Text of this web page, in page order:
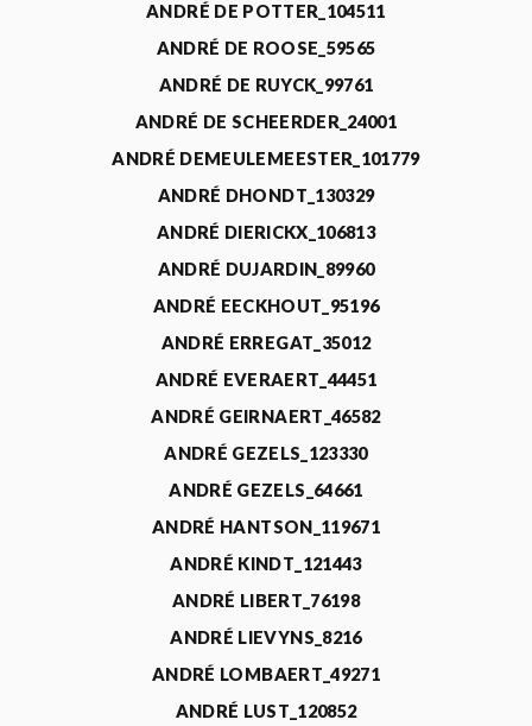
ANDRÉ DE POTTER_104511
ANDRÉ DE ROOSE_59565
ANDRÉ DE RUYCK_99761
ANDRÉ DE SCHEERDER_24001
ANDRÉ DEMEULEMEESTER_101779
ANDRÉ DHONDT_130329
ANDRÉ DIERICKX_106813
ANDRÉ DUJARDIN_89960
ANDRÉ EECKHOUT_95196
ANDRÉ ERREGAT_35012
ANDRÉ EVERAERT_44451
ANDRÉ GEIRNAERT_46582
ANDRÉ GEZELS_123330
ANDRÉ GEZELS_64661
ANDRÉ HANTSON_119671
ANDRÉ KINDT_121443
ANDRÉ LIBERT_76198
ANDRÉ LIEVYNS_8216
ANDRÉ LOMBAERT_49271
ANDRÉ LUST_120852